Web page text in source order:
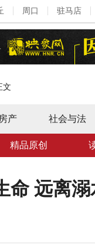
周口 驻马店
文
产 社会与法
精品原创
命 远离